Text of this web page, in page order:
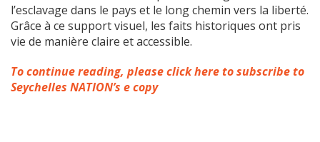
l’esclavage dans le pays et le long chemin vers la liberté.
Grâce à ce support visuel, les faits historiques ont pris
vie de manière claire et accessible.
To continue reading, please click here to subscribe to
Seychelles NATION’s e copy